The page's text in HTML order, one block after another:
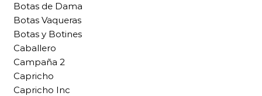
Botas de Dama
Botas Vaqueras
Botas y Botines
Caballero
Campaña 2
Capricho
Capricho Inc